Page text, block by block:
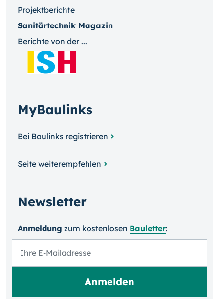
Projektberichte
Sanitärtechnik Magazin
Berichte von der ...
MyBaulinks
Bei Baulinks registrieren
Seite weiterempfehlen
Newsletter
Anmeldung zum kosten­losen Bauletter: